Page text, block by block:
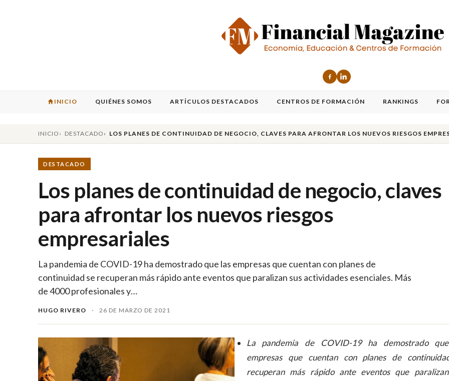
INICIO QUIÉNES SOMOS ARTÍCULOS DESTACADOS CENTROS DE FORMACIÓN RANKINGS
INICIO DESTACADO LOS PLANES DE CONTINUIDAD DE NEGOCIO, CLAVES PARA AFRONTAR LOS NUEVOS RIESGOS
DESTACADO
Los planes de continuidad de negocio, claves
para afrontar los nuevos riesgos
empresariales
La pandemia de COVID-19 ha demostrado que las empresas que cuentan con planes de
continuidad se recuperan más rápido ante eventos que paralizan sus actividades esenciales. Más
de 4000 profesionales y…
HUGO RIVERO · 26 DE MARZO DE 2021
La pandemia de COVID-19 ha demostrado
empresas que cuentan con planes de
recuperan más rápido ante eventos que